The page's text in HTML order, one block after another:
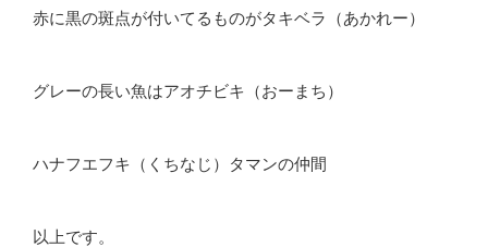
赤に黒の斑点が付いてるものがタキベラ（あかれー）
グレーの長い魚はアオチビキ（おーまち）
ハナフエフキ（くちなじ）タマンの仲間
以上です。